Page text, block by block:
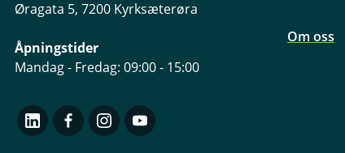
Øragata 5, 7200 Kyrksæterøra
Åpningstider
Mandag - Fredag: 09:00 - 15:00
Om oss